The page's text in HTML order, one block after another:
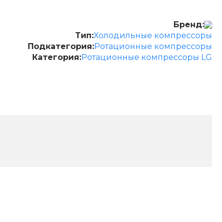
Бренд:
Тип:Холодильные компрессоры
Подкатегория:Ротационные компрессоры
Категория:Ротационные компрессоры LG